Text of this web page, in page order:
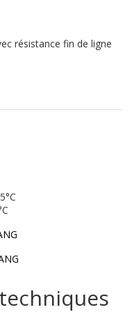
résistance fin de ligne